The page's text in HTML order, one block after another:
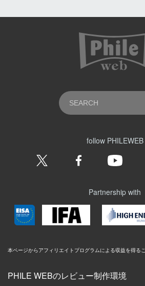
follow PHILEWEB
Partnership with
本ページからアフィリエイトプログラムによる収益を得る
PHILE WEBのレビュー制作環境